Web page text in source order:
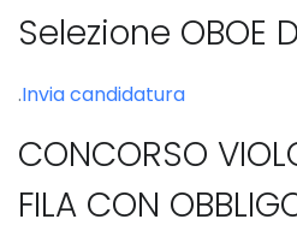
Selezione OBOE
.Invia candidatura
CONCORSO
FILA CON